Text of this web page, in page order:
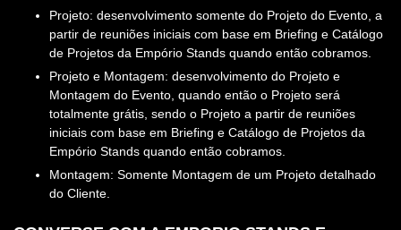
Projeto: desenvolvimento somente do Projeto do Evento, a
partir de reuniões iniciais com base em Briefing e Catálogo
de Projetos da Empório Stands quando então cobramos.
Projeto e Montagem: desenvolvimento do Projeto e
Montagem do Evento, quando então o Projeto será
totalmente grátis, sendo o Projeto a partir de reuniões
iniciais com base em Briefing e Catálogo de Projetos da
Empório Stands quando então cobramos.
Montagem: Somente Montagem de um Projeto detalhado
do Cliente.